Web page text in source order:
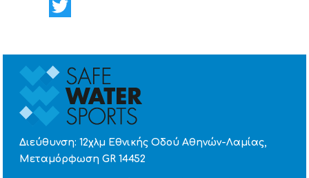
Facebook
Διεύθυνση: 12χλμ Εθνικής Οδού Αθηνών-Λαμίας,
Μεταμόρφωση GR 14452